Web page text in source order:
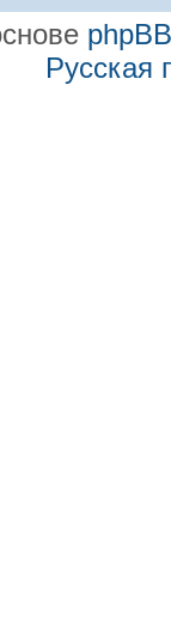
phpBB
Русская